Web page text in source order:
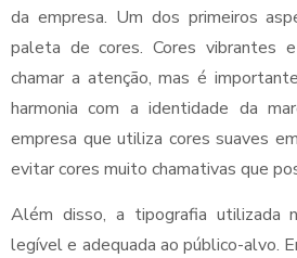
da empresa. Um dos primeiros
paleta de cores. Cores vibrantes
chamar a atenção, mas é
harmonia com a identidade da
empresa que utiliza cores suaves
evitar cores muito chamativas que
Além disso, a tipografia utilizada
legível e adequada ao público-alvo.